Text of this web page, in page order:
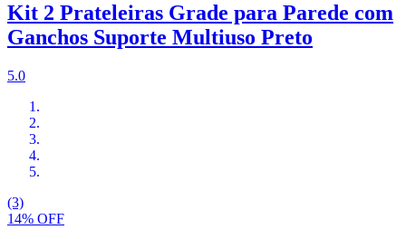
Kit 2 Prateleiras Grade para Parede com
Ganchos Suporte Multiuso Preto
5.0
(3)
14% OFF